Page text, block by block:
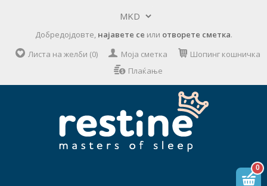
Добредојдовте, најавете се или отворете сметка.
Листа на желби (0)
Моја сметка
Шопинг кошничка
Плаќање
0